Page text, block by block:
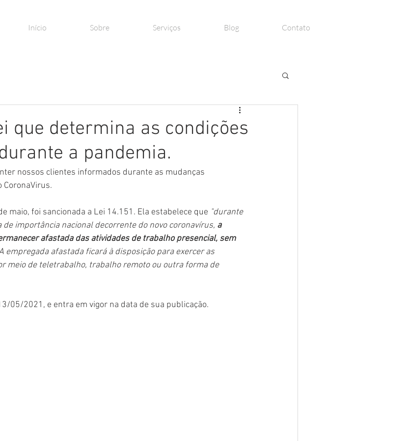
Início Sobre Serviços Blog Contato
que determina as condições
a pandemia.
nossos clientes informados durante as mudanças
CoronaVirus.
maio, foi sancionada a Lei 14.151. Ela estabelece que "durante
importância nacional decorrente do novo coronavírus, a
afastada das atividades de trabalho presencial, sem
empregada afastada ficará à disposição para exercer as
meio de teletrabalho, trabalho remoto ou outra forma de
05/2021, e entra em vigor na data de sua publicação.